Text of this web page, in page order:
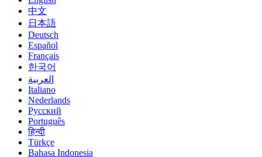
中文
日本語
Deutsch
Español
Français
한국어
العربية
Italiano
Nederlands
Русский
Português
हिन्दी
Türkçe
Bahasa Indonesia